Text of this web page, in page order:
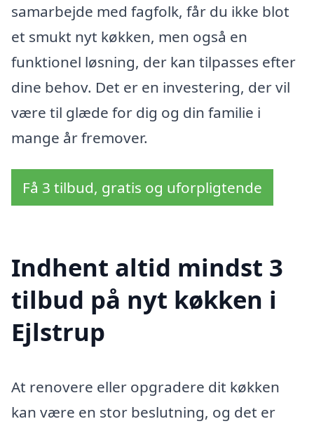
samarbejde med fagfolk, får du ikke blot
et smukt nyt køkken, men også en
funktionel løsning, der kan tilpasses efter
dine behov. Det er en investering, der vil
være til glæde for dig og din familie i
mange år fremover.
Få 3 tilbud, gratis og uforpligtende
Indhent altid mindst 3
tilbud på nyt køkken i
Ejlstrup
At renovere eller opgradere dit køkken
kan være en stor beslutning, og det er